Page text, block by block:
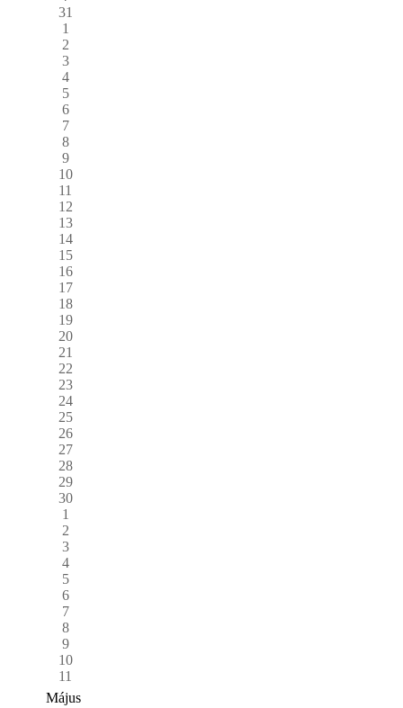
31
1
2
3
4
5
6
7
8
9
10
11
12
13
14
15
16
17
18
19
20
21
22
23
24
25
26
27
28
29
30
1
2
3
4
5
6
7
8
9
10
11
Május